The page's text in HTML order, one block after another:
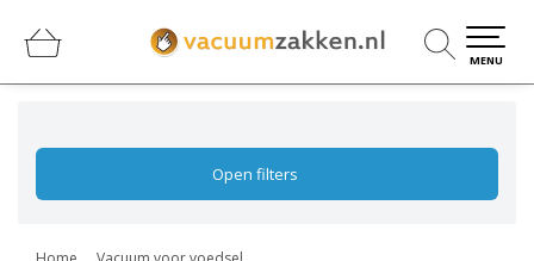
MENU
Open filters